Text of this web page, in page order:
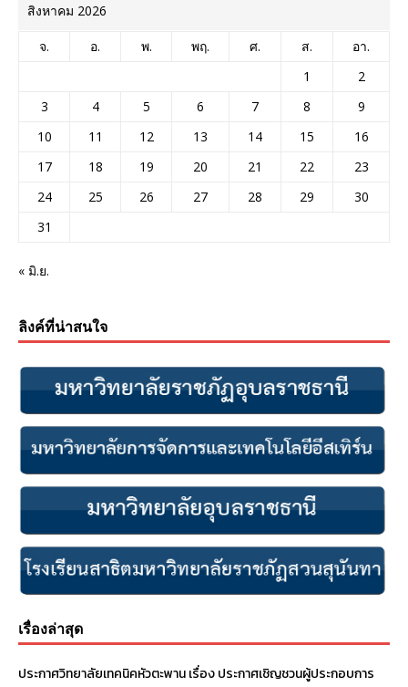
สิงหาคม 2026
จ. อ. พ. พฤ. ศ. ส.
อา.
1
2
3
4 5 6 7 8
9
10
11 12 13 14 15
16
17
18 19 20 21 22
23
24
25 26 27 28 29
30
31
« มิ.ย.
ลิงค์ที่น่าสนใจ
เรื่องล่าสุด
ประกาศวิทยาลัยเทคนิคหัวตะพาน เรื่อง ประกาศเชิญชวนผู้ประกอบการ